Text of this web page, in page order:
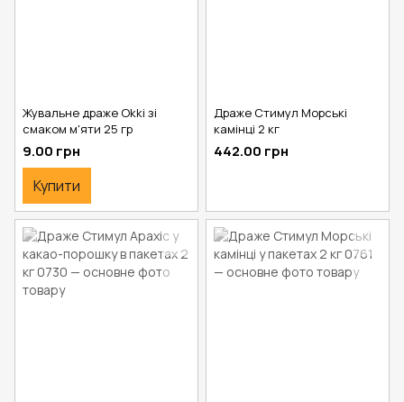
Жувальне драже Okki зі
смаком м'яти 25 гр
9.00 грн
Купити
Драже Стимул Морські
камінці 2 кг
442.00 грн